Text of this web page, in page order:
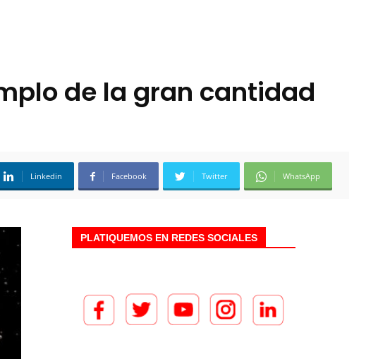
de la gran cantidad
Linkedin Facebook Twitter WhatsApp
PLATIQUEMOS EN REDES SOCIALES